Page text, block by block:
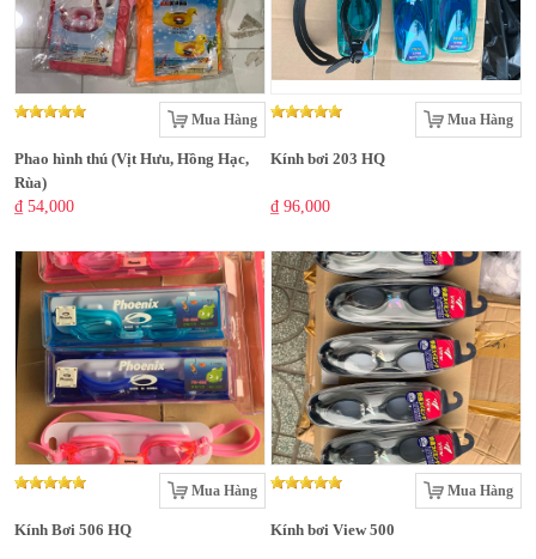
Mua Hàng
Phao hình thú (Vịt Hưu, Hồng Hạc,
Rùa)
₫ 54,000
Mua Hàng
Kính bơi 203 HQ
₫ 96,000
Mua Hàng
Kính Bơi 506 HQ
Mua Hàng
Kính bơi View 500